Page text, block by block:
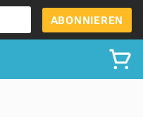
ABONNIEREN